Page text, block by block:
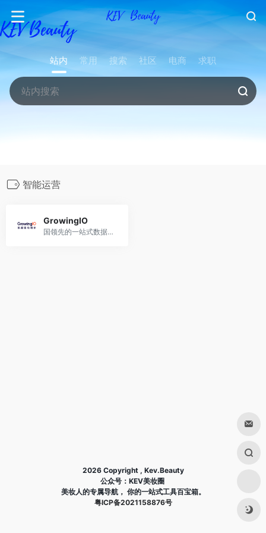
站内 常用 搜索 社区 电商 求职
智能运营
GrowingIO
国领先的一站式数据增长引擎整体方案服务商
2026 Copyright , Kev.Beauty
公众号：KEV美妆圈
美妆人的专属导航， 你的一站式工具百宝箱。
粤ICP备2021158876号